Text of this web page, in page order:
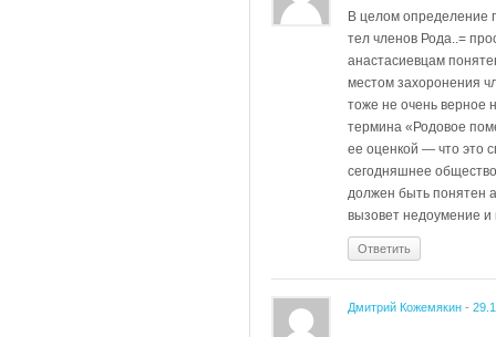
В целом определение
тел членов Рода..=
анастасиевцам
местом захоронения
тоже не очень верное
термина «Родовое
ее оценкой — что это
сегодняшнее
должен быть понятен
вызовет недоумение
Ответить
Дмитрий Кожемякин -